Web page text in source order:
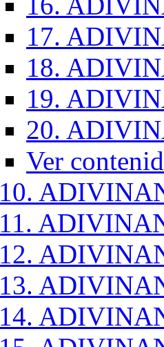
17.
18.
19.
20.
Ver
10.
11.
12.
13.
14.